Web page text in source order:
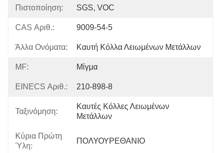
Πιστοποίηση: SGS, VOC
CAS Αριθ.: 9009-54-5
Άλλα Ονόματα: Καυτή Κόλλα Λειωμένων Μετάλλων
MF: Μίγμα
EINECS Αριθ.: 210-898-8
Ταξινόμηση:
Καυτές Κόλλες Λειωμένων
Μετάλλων
Κύρια Πρώτη
Ύλη:
ΠΟΛΥΟΥΡΕΘΑΝΙΟ